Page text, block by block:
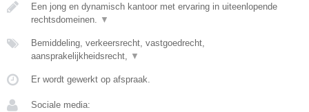
Een jong en dynamisch kantoor met ervaring in uiteenlopende
rechtsdomeinen.
▼
Bemiddeling, verkeersrecht, vastgoedrecht,
aansprakelijkheidsrecht,
▼
Er wordt gewerkt op afspraak.
Sociale media: